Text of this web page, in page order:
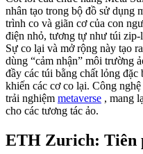
nhân tạo trong bộ đồ sử dụng
trình co và giãn cơ của con
điện nhỏ, tương tự như túi zip-
Sự co lại và mở rộng này tạo
dùng “cảm nhận” môi trường
đầy các túi bằng chất lỏng đặc
khiến các cơ co lại. Công
trải nghiệm metaverse , mang
cho các tương tác ảo.
ETH Zurich: Tiên